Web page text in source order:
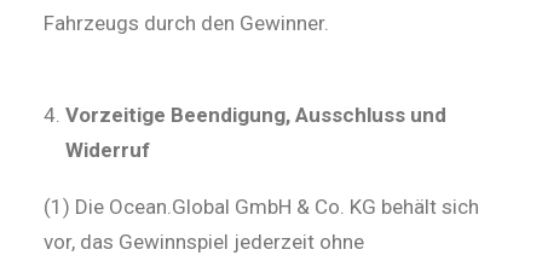
Fahrzeugs durch den Gewinner.
Vorzeitige Beendigung, Ausschluss und
Widerruf
(1) Die Ocean.Global GmbH & Co. KG behält sich
vor, das Gewinnspiel jederzeit ohne